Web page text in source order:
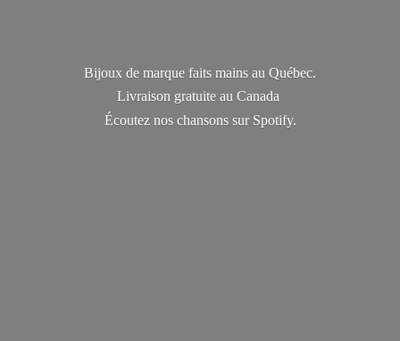
Bijoux de marque faits mains au Québec.
Livraison gratuite au Canada
Écoutez nos chansons sur Spotify.